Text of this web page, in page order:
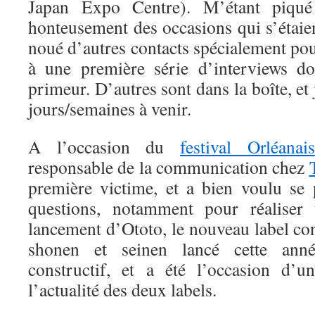
Japan Expo Centre). M’étant
honteusement des occasions qui
noué d’autres contacts spécialement
à une première série d’interviews
primeur. D’autres sont dans la boîte,
jours/semaines à venir.
A l’occasion du festival Orléanais
responsable de la communication chez
première victime, et a bien voulu
questions, notamment pour
lancement d’Ototo, le nouveau label
shonen et seinen lancé cette
constructif, et a été l’occasion
l’actualité des deux labels.